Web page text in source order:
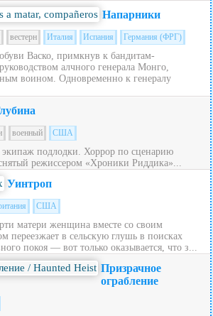
Напарники
вестерн Италия Испания Германия (ФРГ)
Васко, примкнув к бандитам-
алчного генерала Монго,
воином. Одновременно к генералу
военный США
подлодки. Хоррор по сценарию
режиссером «Хроники Риддика»...
Уинтроп
США
матери женщина вместе со своим
переезжает в сельскую глушь в поисках
покоя — вот только оказывается, что з...
Призрачное
ограбление